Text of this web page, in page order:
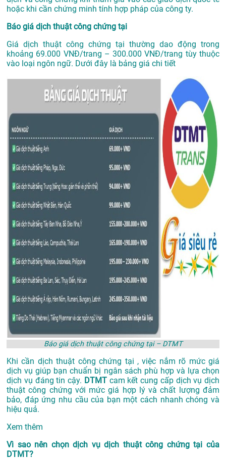
hoặc khi cần chứng minh tính hợp pháp của công ty.
Báo giá dịch thuật công chứng tại
Giá dịch thuật công chứng tại thường dao động trong
khoảng 69.000 VNĐ/trang – 300.000 VNĐ/trang tùy thuộc
vào loại ngôn ngữ. Dưới đây là bảng giá chi tiết
Báo giá dịch thuật công chứng tại – DTMT
Khi cần dịch thuật công chứng tại , việc nắm rõ mức giá
dịch vụ giúp bạn chuẩn bị ngân sách phù hợp và lựa chọn
dịch vụ đáng tin cậy. DTMT cam kết cung cấp dịch vụ dịch
thuật công chứng với mức giá hợp lý và chất lượng đảm
bảo, đáp ứng nhu cầu của bạn một cách nhanh chóng và
hiệu quả.
Xem thêm
Vì sao nên chọn dịch vụ dịch thuật công chứng tại của
DTMT?